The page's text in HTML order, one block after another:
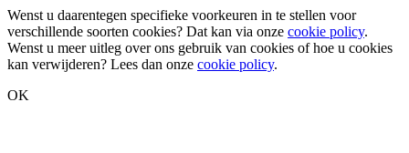
Wenst u daarentegen specifieke voorkeuren in te stellen voor
verschillende soorten cookies? Dat kan via onze cookie policy.
Wenst u meer uitleg over ons gebruik van cookies of hoe u cookies
kan verwijderen? Lees dan onze cookie policy.
OK